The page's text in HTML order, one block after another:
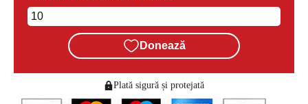
Donează
Plată sigură și protejată